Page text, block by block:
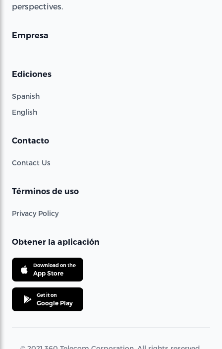
perspectives.
Empresa
Ediciones
Spanish
English
Contacto
Contact Us
Términos de uso
Privacy Policy
Obtener la aplicación
Download on the
App Store
Get it on
Google Play